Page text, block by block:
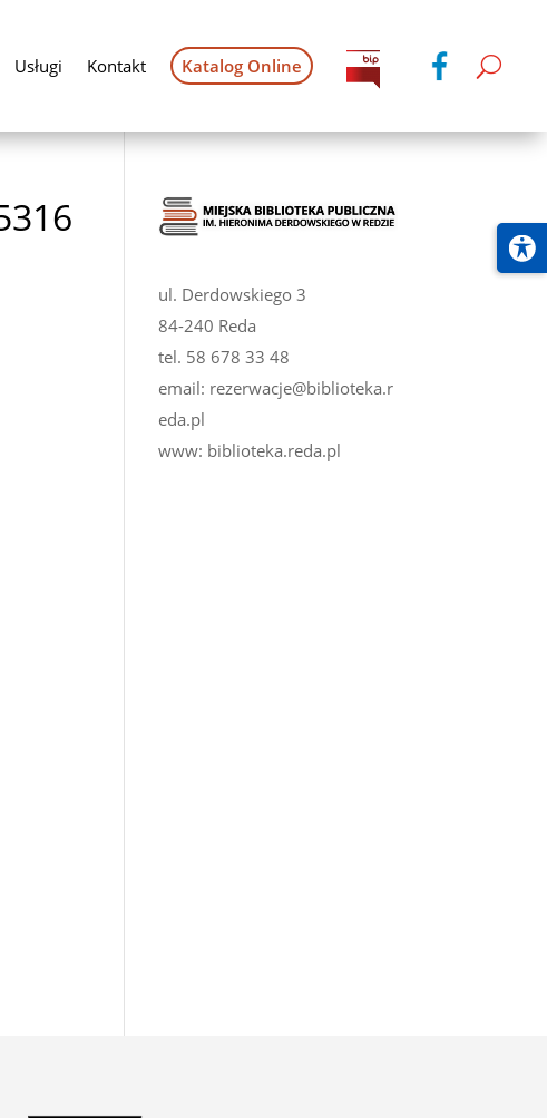
Usługi Kontakt Katalog Online
ul. Derdowskiego 3
84-240 Reda
tel. 58 678 33 48
email: rezerwacje@biblioteka.r
eda.pl
www: biblioteka.reda.pl